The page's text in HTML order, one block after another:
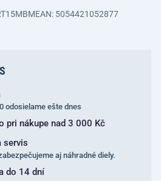
EAN: 5054421052877
odosielame ešte dnes
pri nákupe nad 3 000 Kč
servis
aj náhradné diely.
do 14 dní